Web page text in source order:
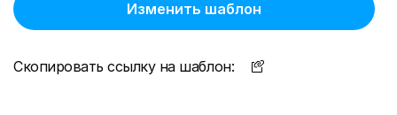
Изменить шаблон
Скопировать ссылку на шаблон: